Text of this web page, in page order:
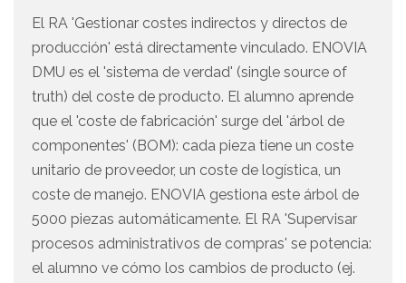
El RA 'Gestionar costes indirectos y directos de
producción' está directamente vinculado. ENOVIA
DMU es el 'sistema de verdad' (single source of
truth) del coste de producto. El alumno aprende
que el 'coste de fabricación' surge del 'árbol de
componentes' (BOM): cada pieza tiene un coste
unitario de proveedor, un coste de logística, un
coste de manejo. ENOVIA gestiona este árbol de
5000 piezas automáticamente. El RA 'Supervisar
procesos administrativos de compras' se potencia:
el alumno ve cómo los cambios de producto (ej.